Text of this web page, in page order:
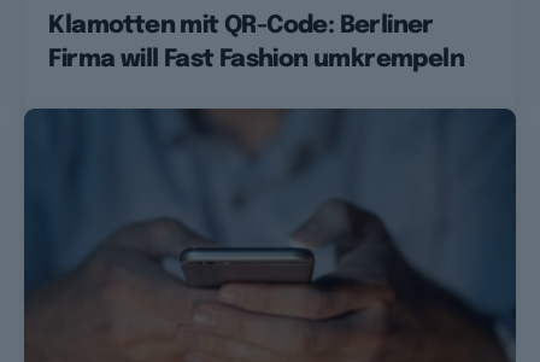
Klamotten mit QR-Code: Berliner
Firma will Fast Fashion umkrempeln